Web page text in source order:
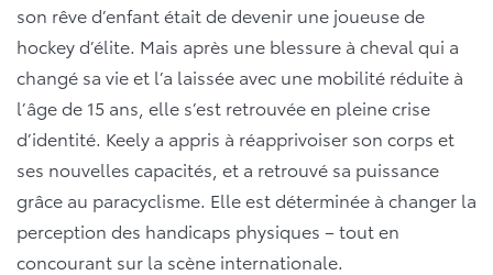
son rêve d’enfant était de devenir une joueuse de
hockey d’élite. Mais après une blessure à cheval qui a
changé sa vie et l’a laissée avec une mobilité réduite à
l’âge de 15 ans, elle s’est retrouvée en pleine crise
d’identité. Keely a appris à réapprivoiser son corps et
ses nouvelles capacités, et a retrouvé sa puissance
grâce au paracyclisme. Elle est déterminée à changer la
perception des handicaps physiques – tout en
concourant sur la scène internationale.